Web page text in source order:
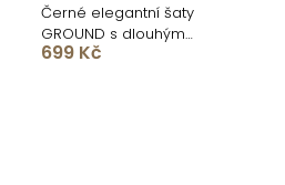
Černé elegantní šaty
GROUND s dlouhým
rukávem
699 Kč